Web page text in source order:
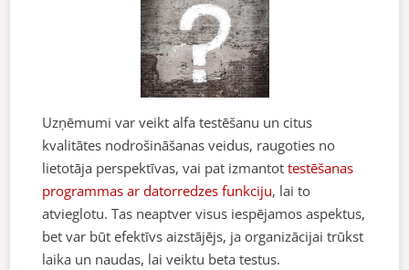
Uzņēmumi var veikt alfa testēšanu un citus
kvalitātes nodrošināšanas veidus, raugoties no
lietotāja perspektīvas, vai pat izmantottestēšanas
programmas ar datorredzes funkciju, lai to
atvieglotu. Tas neaptver visus iespējamos aspektus,
bet var būt efektīvs aizstājējs, ja organizācijai trūkst
laika un naudas, lai veiktu beta testus.